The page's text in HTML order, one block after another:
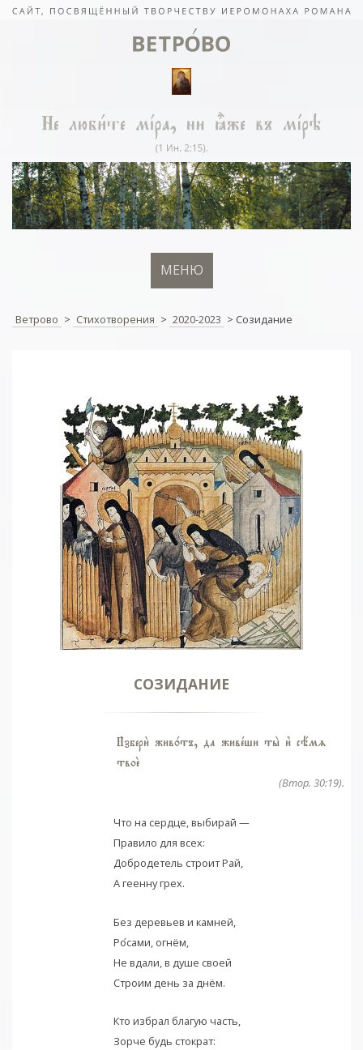
МЕНЮ
Ветрово > Стихотворения > 2020-2023 > Созидание
СОЗИДАНИЕ
И3збери2 жив0тъ, да живeши ты2 и3 сёмz
твоE
(Втор. 30:19).
Что на сердце, выбирай —
Правило для всех:
Добродетель строит Рай,
А геенну грех.
Без деревьев и камней,
Росами, огнём,
Не вдали, в душе своей
Строим день за днём.
Кто избрал благую часть,
Зорче будь стократ: